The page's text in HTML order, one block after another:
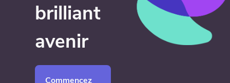
brilliant
avenir
Commencez